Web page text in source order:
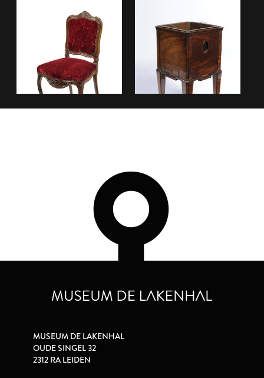
MUSEUM DE LAKENHAL
OUDE SINGEL 32
2312 RA LEIDEN